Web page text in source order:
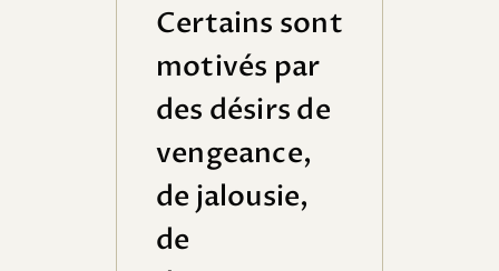
Certains sont
motivés par
des désirs de
vengeance,
de jalousie,
de